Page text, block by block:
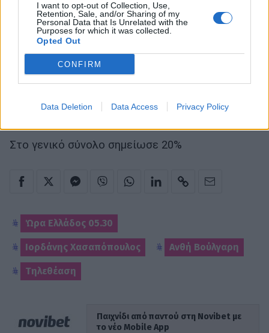
I want to opt-out of Collection, Use,
Retention, Sale, and/or Sharing of my
Personal Data that Is Unrelated with the
Purposes for which it was collected.
Opted Out
CONFIRM
Data Deletion Data Access Privacy Policy
Αναλυτικά τα νούμερα τηλεθέασης:
Στους άντρες 25-54: 33,8%
18-54: 24,5%
Στο γενικό σύνολο σημείωσε 20%
Ώρα Ελλάδος 05.30
Ιορδάνης Χασαπόπουλος Ανθή Βούλγαρη
Τηλεθέαση
Παιχνίδι από παντού στη Novibet με
το νέο Mobile App